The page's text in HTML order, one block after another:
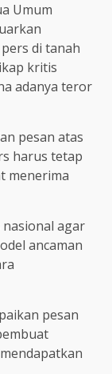
Umum
di tanah
kritis
adanya teror
pesan atas
harus tetap
menerima
agar
ancaman
pesan